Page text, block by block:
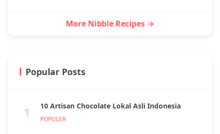
More Nibble Recipes →
Popular Posts
1 10 Artisan Chocolate Lokal Asli Indonesia
POPULER